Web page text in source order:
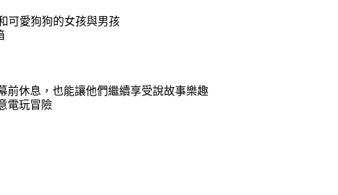
可愛狗狗的女孩與男孩
前休息，也能讓他們繼續享受說故事樂趣
電玩冒險